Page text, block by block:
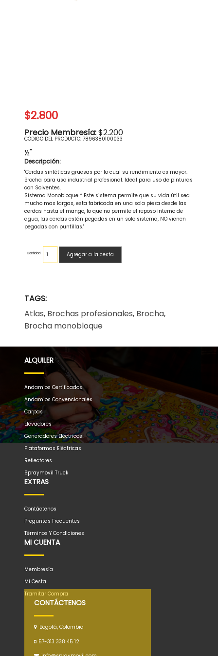
$2.800
Precio Membresía:$2.200
CÓDIGO DEL PRODUCTO: 7896380100033
½"
Descripción:
"Cerdas sintéticas gruesas por lo cual su rendimiento es mayor.
Brocha para uso industrial profesional. Ideal para uso de pinturas
con Solventes.
Sistema Monobloque * Este sistema permite que su vida útil sea
mucho mas largas, esta fabricada en una sola pieza desde las
cerdas hasta el mango, lo que no permite el reposo interno de
agua, las cerdas están pegadas en un solo sistema, NO vienen
pegadas con puntillas."
Cantidad Agregar a la cesta
TAGS:
Atlas, Brochas profesionales, Brocha,
Brocha monobloque
ALQUILER
Andamios Certificados
Andamios Convencionales
Carpas
Elevadores
Generadores Eléctricos
Plataformas Eléctricas
Reflectores
Spraymovil Truck
EXTRAS
Contáctenos
Preguntas Frecuentes
Términos Y Condiciones
MI CUENTA
Membresía
Mi Cesta
Tramitar Compra
CONTÁCTENOS
Bogotá, Colombia
57-313 338 45 12